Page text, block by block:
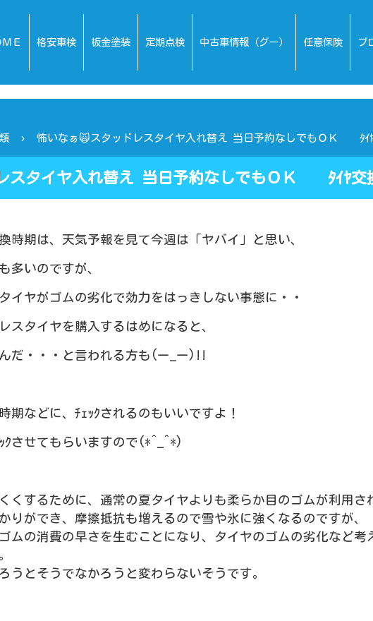
ＭＥ 格安車検 板金塗装 定期点検 中古車情報（グー） 任意保険 ブ
怖いなぁ🙀スタッドレスタイヤ入れ替え 当日予約なしでもＯＫ ﾀｲ
スタイヤ入れ替え 当日予約なしでもＯＫ ﾀｲﾔ交
時期は、天気予報を見て今週は「ヤバイ」と思い、
多いのですが、
イヤがゴムの劣化で効力をはっきしない事態に・・
スタイヤを購入するはめになると、
だ・・・と言われる方も(ー_ー)!!
期などに、ﾁｪｯｸされるのもいいですよ！
ｸさせてもらいますので(*^_^*)
くするために、通常の夏タイヤよりも柔らか目のゴムが利用さ
りができ、摩擦抵抗も増えるので雪や氷に強くなるのですが、
ムの消費の早さを生むことになり、タイヤのゴムの劣化など考
うとそうでなかろうと変わらないそうです。